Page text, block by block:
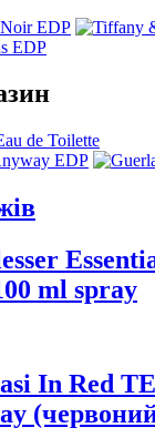
ml spray
In Red